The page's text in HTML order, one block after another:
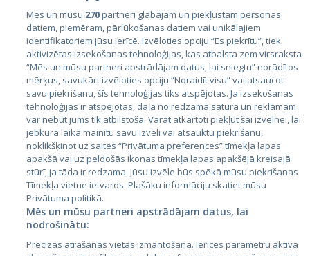
Страны
Эстония
Латвия
Литва
City24.lv
City24.ee
Kainos.lt
Mēs un mūsu 270partneri glabājam un piekļūstam personas
datiem, piemēram, pārlūkošanas datiem vai unikālajiem
identifikatoriem jūsu ierīcē. Izvēloties opciju “Es piekrītu”, tiek
aktivizētas izsekošanas tehnoloģijas, kas atbalsta zem virsraksta
“Mēs un mūsu partneri apstrādājam datus, lai sniegtu” norādītos
mērķus, savukārt izvēloties opciju “Noraidīt visu” vai atsaucot
savu piekrišanu, šīs tehnoloģijas tiks atspējotas. Ja izsekošanas
tehnoloģijas ir atspējotas, daļa no redzamā satura un reklāmām
var nebūt jums tik atbilstoša. Varat atkārtoti piekļūt šai izvēlnei, lai
jebkurā laikā mainītu savu izvēli vai atsauktu piekrišanu,
noklikšķinot uz saites “Privātuma preferences” tīmekļa lapas
apakšā vai uz peldošās ikonas tīmekļa lapas apakšējā kreisajā
stūrī, ja tāda ir redzama. Jūsu izvēle būs spēkā mūsu piekrišanas
Tīmekļa vietne ietvaros. Plašāku informāciju skatiet mūsu
Privātuma politikā.
Mēs un mūsu partneri apstrādājam datus, lai
nodrošinātu:
Precīzas atrašanās vietas izmantošana. Ierīces parametru aktīva